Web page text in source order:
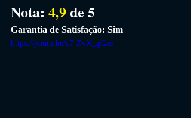
Nota: 4,9 de 5
Garantia de Satisfação: Sim
https://youtu.be/c7-ZvX_gGzs